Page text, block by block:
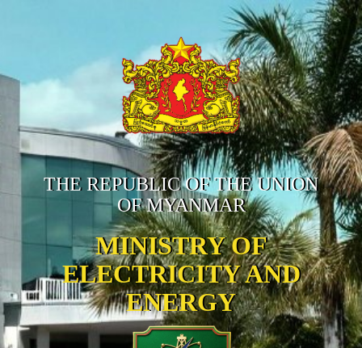
THE REPUBLIC OF THE UNION
OF MYANMAR
MINISTRY OF
ELECTRICITY AND
ENERGY